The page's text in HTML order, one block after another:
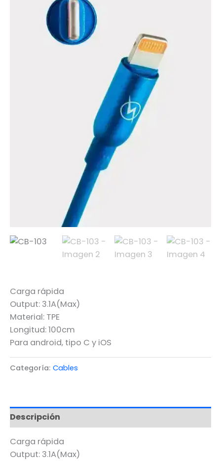
Carga rápida
Output: 3.1A(Max)
Material: TPE
Longitud: 100cm
Para android, tipo C y iOS
Categoría: Cables
Descripción
Carga rápida
Output: 3.1A(Max)